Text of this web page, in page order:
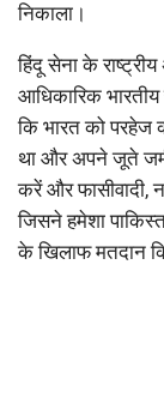
निकाला।
हिंदू सेना के
आधिकारिक
कि भारत को परहेज
था और अपने जूते
करें और फासीवादी,
जिसने हमेशा
के खिलाफ मतदान